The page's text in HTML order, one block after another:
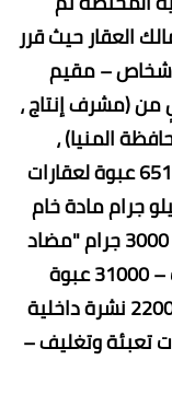
العقار حيث قرر
– مقيم
(مشرف إنتاج ،
المنيا) ،
وبالتفتيش عُثر بداخل المصنع على (6516 عبوة لعقارات
"منتج نهائى" – 159 كيلو جرام مادة خام
معبأة داخل براميل "منتج حيوانى" – 3000 جرام "مضاد
حيوى للدواجن" معبأة داخل عبوات – 31000 عبوة
كرتونية فارغة لعقاقير مختلفة – 220000 نشرة داخلية
تعبئة وتغليف –